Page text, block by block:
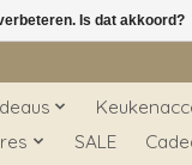
SALE
Is dat akkoord?